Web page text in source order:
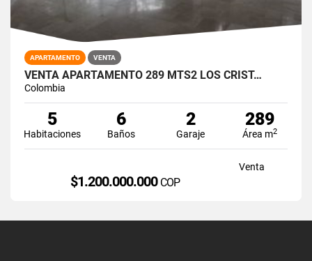
APARTAMENTO VENTA
VENTA APARTAMENTO 289 MTS2 LOS CRIST…
Colombia
5
Habitaciones
6
Baños
2
Garaje
289
Área m2
Venta
$1.200.000.000 COP